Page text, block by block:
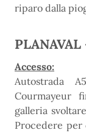
riparo dalla
Accesso:
Autostrada
Courmayeur
galleria
Procedere per